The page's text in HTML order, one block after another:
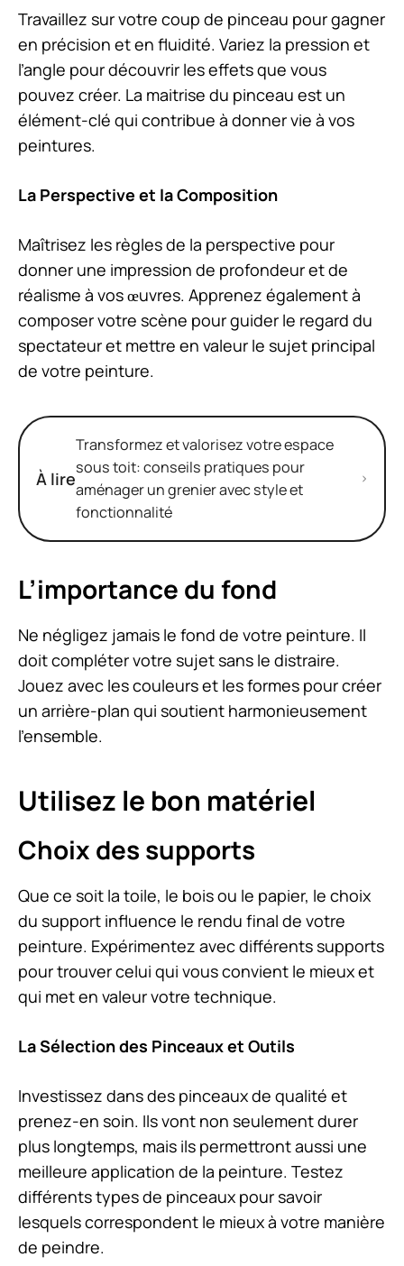
Travaillez sur votre coup de pinceau pour gagner
en précision et en fluidité. Variez la pression et
l’angle pour découvrir les effets que vous
pouvez créer. La maitrise du pinceau est un
élément-clé qui contribue à donner vie à vos
peintures.
La Perspective et la Composition
Maîtrisez les règles de la perspective pour
donner une impression de profondeur et de
réalisme à vos œuvres. Apprenez également à
composer votre scène pour guider le regard du
spectateur et mettre en valeur le sujet principal
de votre peinture.
À lire
Transformez et valorisez votre espace
sous toit: conseils pratiques pour
aménager un grenier avec style et
fonctionnalité
L’importance du fond
Ne négligez jamais le fond de votre peinture. Il
doit compléter votre sujet sans le distraire.
Jouez avec les couleurs et les formes pour créer
un arrière-plan qui soutient harmonieusement
l’ensemble.
Utilisez le bon matériel
Choix des supports
Que ce soit la toile, le bois ou le papier, le choix
du support influence le rendu final de votre
peinture. Expérimentez avec différents supports
pour trouver celui qui vous convient le mieux et
qui met en valeur votre technique.
La Sélection des Pinceaux et Outils
Investissez dans des pinceaux de qualité et
prenez-en soin. Ils vont non seulement durer
plus longtemps, mais ils permettront aussi une
meilleure application de la peinture. Testez
différents types de pinceaux pour savoir
lesquels correspondent le mieux à votre manière
de peindre.